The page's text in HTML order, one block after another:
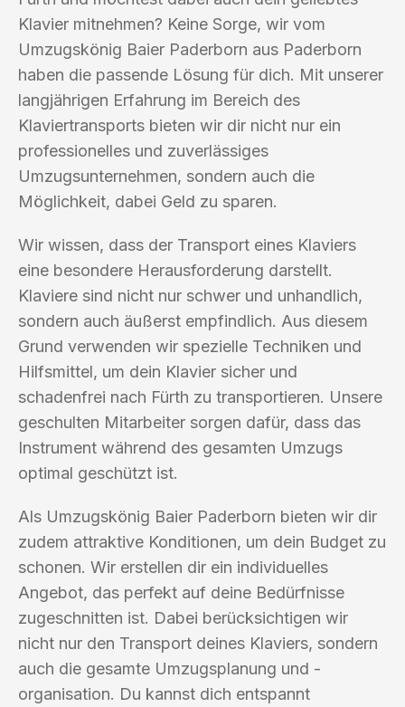
Klavier mitnehmen? Keine Sorge, wir vom
Umzugskönig Baier Paderborn aus Paderborn
haben die passende Lösung für dich. Mit unserer
langjährigen Erfahrung im Bereich des
Klaviertransports bieten wir dir nicht nur ein
professionelles und zuverlässiges
Umzugsunternehmen, sondern auch die
Möglichkeit, dabei Geld zu sparen.
Wir wissen, dass der Transport eines Klaviers
eine besondere Herausforderung darstellt.
Klaviere sind nicht nur schwer und unhandlich,
sondern auch äußerst empfindlich. Aus diesem
Grund verwenden wir spezielle Techniken und
Hilfsmittel, um dein Klavier sicher und
schadenfrei nach Fürth zu transportieren. Unsere
geschulten Mitarbeiter sorgen dafür, dass das
Instrument während des gesamten Umzugs
optimal geschützt ist.
Als Umzugskönig Baier Paderborn bieten wir dir
zudem attraktive Konditionen, um dein Budget zu
schonen. Wir erstellen dir ein individuelles
Angebot, das perfekt auf deine Bedürfnisse
zugeschnitten ist. Dabei berücksichtigen wir
nicht nur den Transport deines Klaviers, sondern
auch die gesamte Umzugsplanung und -
organisation. Du kannst dich entspannt